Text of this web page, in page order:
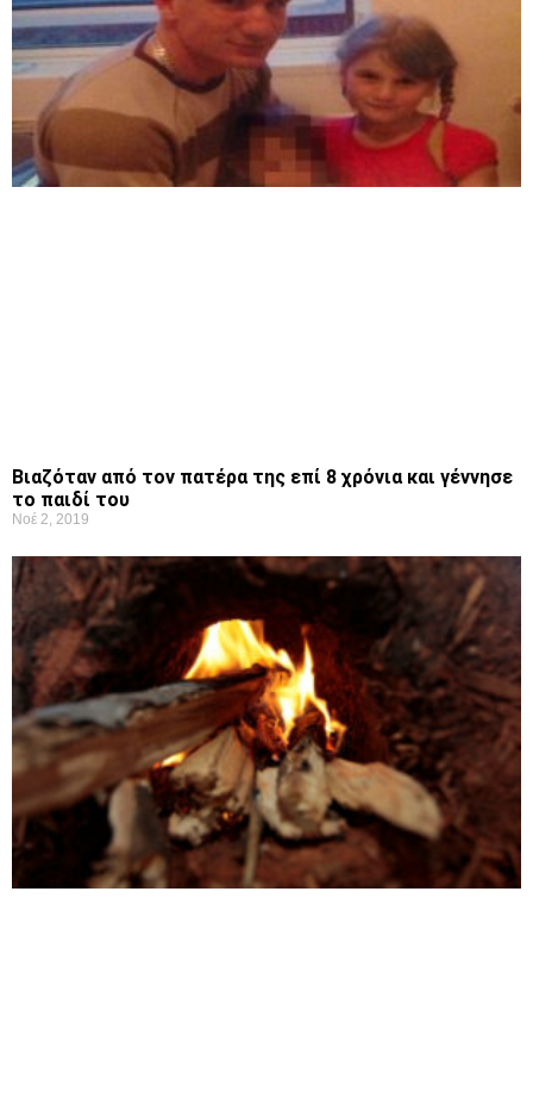
Βιαζόταν από τον πατέρα της επί 8 χρόνια και γέννησε
το παιδί του
Νοέ 2, 2019